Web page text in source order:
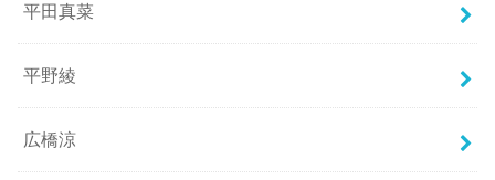
平田真菜
平野綾
広橋涼